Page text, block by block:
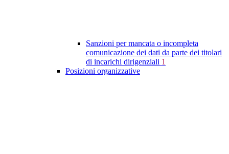
Sanzioni per mancata o incompleta
comunicazione dei dati da parte dei titolari
di incarichi dirigenziali 1
Posizioni organizzative